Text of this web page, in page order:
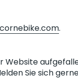
.
Website
Sie sich